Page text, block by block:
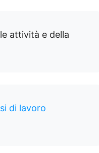
attività e della
di lavoro